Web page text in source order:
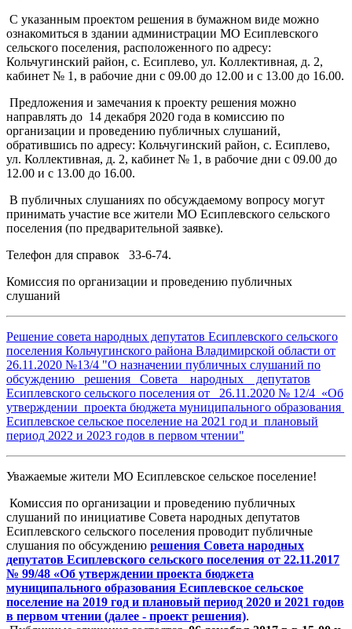
С указанным проектом решения в бумажном виде можно
ознакомиться в здании администрации МО Есиплевского
сельского поселения, расположенного по адресу:
Кольчугинский район, с. Есиплево, ул. Коллективная, д. 2,
кабинет № 1, в рабочие дни с 09.00 до 12.00 и с 13.00 до 16.00.
Предложения и замечания к проекту решения можно
направлять до 14 декабря 2020 года в комиссию по
организации и проведению публичных слушаний,
обратившись по адресу: Кольчугинский район, с. Есиплево,
ул. Коллективная, д. 2, кабинет № 1, в рабочие дни с 09.00 до
12.00 и с 13.00 до 16.00.
В публичных слушаниях по обсуждаемому вопросу могут
принимать участие все жители МО Есиплевского сельского
поселения (по предварительной заявке).
Телефон для справок 33-6-74.
Комиссия по организации и проведению публичных
слушаний
Решение совета народных депутатов Есиплевского сельского
поселения Кольчугинского района Владимирской области от
26.11.2020 №13/4 "О назначении публичных слушаний по
обсуждению решения Совета народных депутатов
Есиплевского сельского поселения от 26.11.2020 № 12/4 «Об
утверждении проекта бюджета муниципального образования
Есиплевское сельское поселение на 2021 год и плановый
период 2022 и 2023 годов в первом чтении"
Уважаемые жители МО Есиплевское сельское поселение!
Комиссия по организации и проведению публичных
слушаний по инициативе Совета народных депутатов
Есиплевского сельского поселения проводит публичные
слушания по обсуждению решения Совета народных
депутатов Есиплевского сельского поселения от 22.11.2017
№ 99/48 «Об утверждении проекта бюджета
муниципального образования Есиплевское сельское
поселение на 2019 год и плановый период 2020 и 2021 годов
в первом чтении (далее - проект решения).